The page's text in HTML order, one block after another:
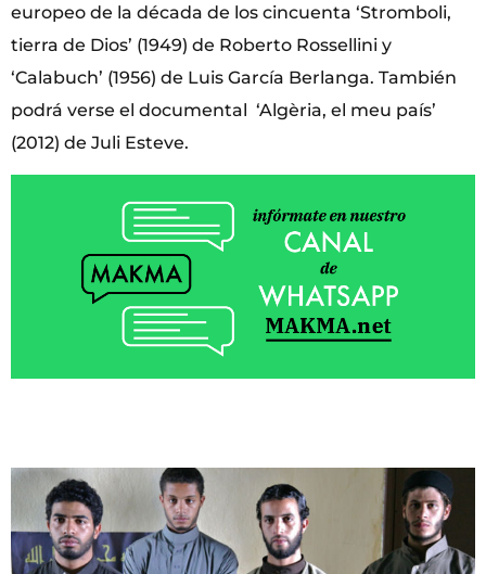
europeo de la década de los cincuenta ‘Stromboli,
tierra de Dios’ (1949) de Roberto Rossellini y
‘Calabuch’ (1956) de Luis García Berlanga. También
podrá verse el documental ‘Algèria, el meu país’
(2012) de Juli Esteve.